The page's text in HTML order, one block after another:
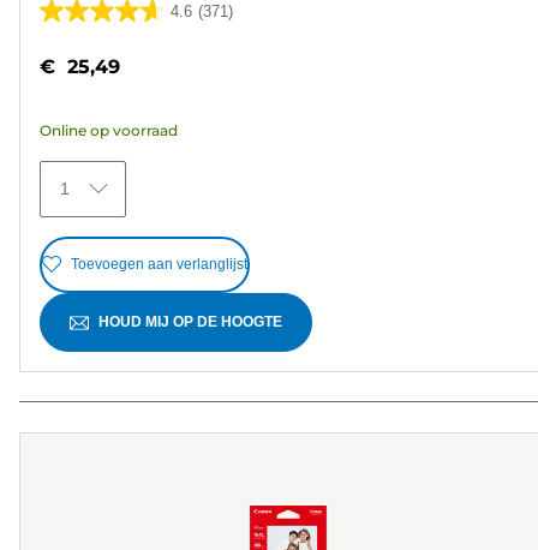
4.6 (371)
4.6
de
sterren.
371
beoordelingen
€ 25,49
Online op voorraad
1
Toevoegen aan verlanglijst
HOUD MIJ OP DE HOOGTE